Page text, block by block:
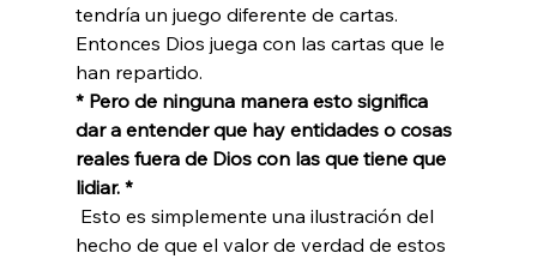
tendría un juego diferente de cartas.
Entonces Dios juega con las cartas que le
han repartido.
* Pero de ninguna manera esto significa
dar a entender que hay entidades o cosas
reales fuera de Dios con las que tiene que
lidiar. *
hecho de que el valor de verdad de estos